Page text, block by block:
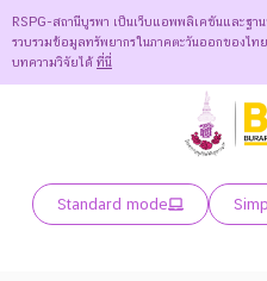
RSPG-สถานีบูรพา เป็นเว็บแอพพลิเคชันและฐ
รวบรวมข้อมูลทรัพยากรในภาคตะวันออกของไท
บทความวิจัยได้ ที่นี่
Standard mode